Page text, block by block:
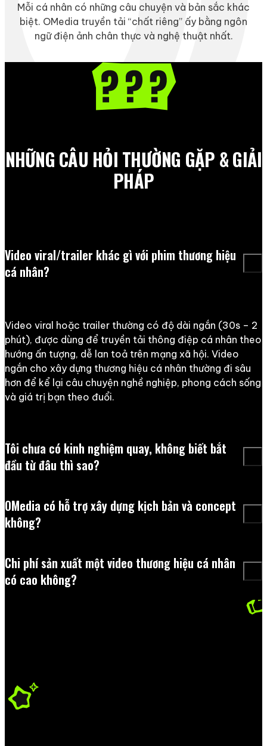
Mỗi cá nhân có những câu chuyện và bản sắc khác
biệt. OMedia truyền tải “chất riêng” ấy bằng ngôn
ngữ điện ảnh chân thực và nghệ thuật nhất.
NHỮNG CÂU HỎI THƯỜNG GẶP & GIẢI
PHÁP
Video viral/trailer khác gì với phim thương hiệu
cá nhân?
Video viral hoặc trailer thường có độ dài ngắn (30s – 2
phút), được dùng để truyền tải thông điệp cá nhân theo
hướng ấn tượng, dễ lan toả trên mạng xã hội. Video
ngắn cho xây dựng thương hiệu cá nhân thường đi sâu
hơn để kể lại câu chuyện nghề nghiệp, phong cách sống
và giá trị bạn theo đuổi.
Tôi chưa có kinh nghiệm quay, không biết bắt
đầu từ đâu thì sao?
OMedia có hỗ trợ xây dựng kịch bản và concept
không?
Chi phí sản xuất một video thương hiệu cá nhân
có cao không?
CÙNG OMEDIA, BIẾN CÂU CHUYỆN